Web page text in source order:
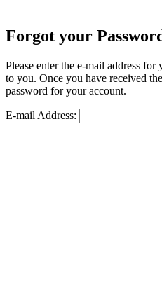
Forgot your
Please enter the e-mail address
to you. Once you have received
password for your account.
E-mail Address: